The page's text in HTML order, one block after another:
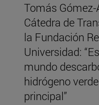
Tomás
Cátedra de
la Fundación
Universidad:
mundo
hidrógeno
principal”